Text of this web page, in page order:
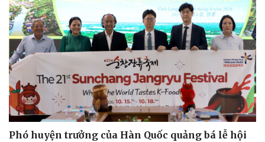
Phó huyện trưởng của Hàn Quốc quảng bá lễ hội